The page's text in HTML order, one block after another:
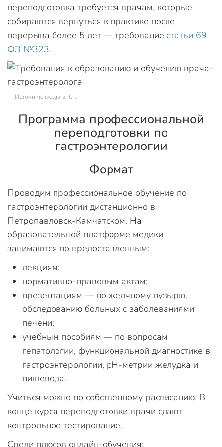
переподготовка требуется врачам, которые
собираются вернуться к практике после
перерыва более 5 лет — требование статьи 69
ФЗ №323.
Источник: ivo.garant.ru
Программа профессиональной
переподготовки по
гастроэнтерологии
Формат
Проводим профессиональное обучение по
гастроэнтерологии дистанционно в
Петропавловск-Камчатском. На
образовательной платформе медики
занимаются по предоставленным:
лекциям;
нормативно-правовым актам;
презентациям — по желчному пузырю,
обследованию больных с заболеваниями
печени;
учебным пособиям — по вопросам
гепатологии, функциональной диагностике в
гастроэнтерологии, pH-метрии желудка и
пищевода.
Учиться можно по собственному расписанию. В
конце курса переподготовки врачи сдают
контрольное тестирование.
Среди плюсов онлайн-обучения: